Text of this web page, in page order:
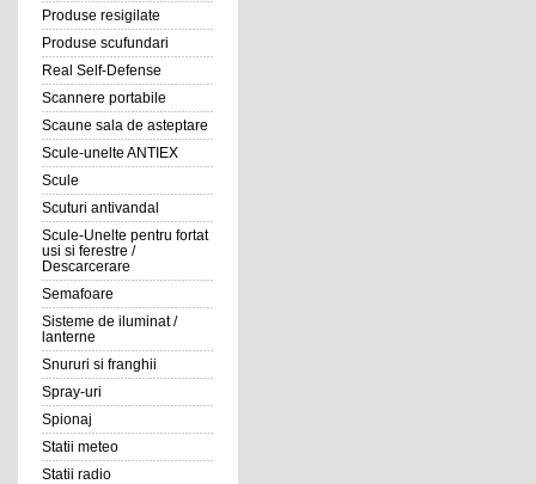
Produse resigilate
Produse scufundari
Real Self-Defense
Scannere portabile
Scaune sala de asteptare
Scule-unelte ANTIEX
Scule
Scuturi antivandal
Scule-Unelte pentru fortat
usi si ferestre /
Descarcerare
Semafoare
Sisteme de iluminat /
lanterne
Snururi si franghii
Spray-uri
Spionaj
Statii meteo
Statii radio